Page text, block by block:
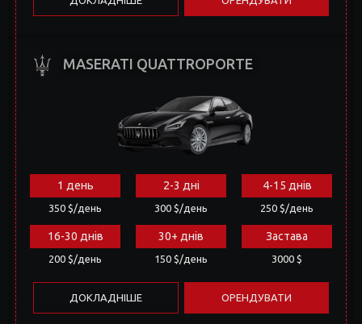
350 $/день 300 $/день 250 $/день
16-30 днів
200 $/день
30+ днів
150 $/день
Застава
3000 $